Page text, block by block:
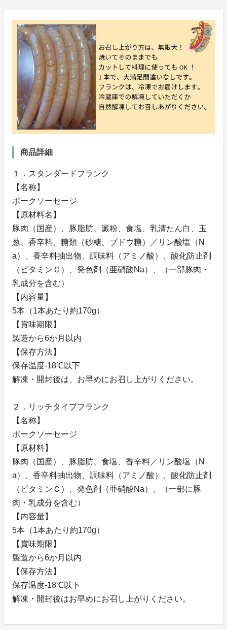
商品詳細
１．スタンダードフランク
【名称】
ポークソーセージ
【原材料名】
豚肉（国産）、豚脂肪、澱粉、食塩、乳清たん白、玉
葱、香辛料、糖類（砂糖、ブドウ糖）／リン酸塩（N
a）、香辛料抽出物、調味料（アミノ酸）、酸化防止剤
（ビタミンＣ）、発色剤（亜硝酸Na）、（一部豚肉・
乳成分を含む）
【内容量】
5本（1本あたり約170g）
【賞味期限】
製造から6か月以内
【保存方法】
保存温度-18℃以下
解凍・開封後は、お早めにお召し上がりください。
２．リッチタイプフランク
【名称】
ポークソーセージ
【原材料】
豚肉（国産）、豚脂肪、食塩、香辛料／リン酸塩（N
a）、香辛料抽出物、調味料（アミノ酸）、酸化防止剤
（ビタミンＣ）、発色剤（亜硝酸Na）、（一部に豚
肉・乳成分を含む）
【内容量】
5本（1本あたり約170g）
【賞味期限】
製造から6か月以内
【保存方法】
保存温度-18℃以下
解凍・開封後はお早めにお召し上がりください。